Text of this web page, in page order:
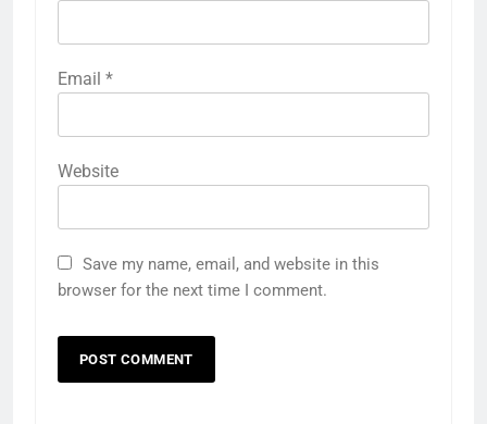
Email *
Website
Save my name, email, and website in this
browser for the next time I comment.